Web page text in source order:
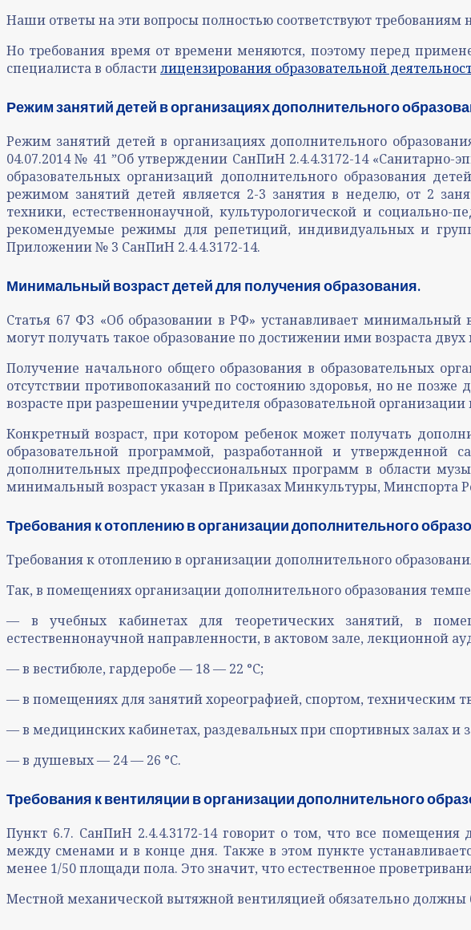
Наши ответы на эти вопросы полностью соответствуют требованиям
Но требования время от времени меняются, поэтому перед
специалиста в областилицензирования образовательной
Режим занятий детей в организациях дополнительного
Режим занятий детей в организациях дополнительного
04.07.2014 № 41 ˮОб утверждении СанПиН 2.4.4.3172-14
образовательных организаций дополнительного образования
режимом занятий детей является 2-3 занятия в неделю, от 2
техники, естественнонаучной, культурологической и
рекомендуемые режимы для репетиций, индивидуальных и
Приложении № 3 СанПиН 2.4.4.3172-14.
Минимальный возраст детей для получения образования.
Статья 67 ФЗ «Об образовании в РФ» устанавливает минимальный
могут получать такое образование по достижении ими возраста двух
Получение начального общего образования в образовательных
отсутствии противопоказаний по состоянию здоровья, но не
возрасте при разрешении учредителя образовательной
Конкретный возраст, при котором ребенок может получать
образовательной программой, разработанной и утвержденной
дополнительных предпрофессиональных программ в области
минимальный возраст указан в Приказах Минкультуры, Минспорта
Требования к отоплению в организации дополнительного
Требования к отоплению в организации дополнительного
Так, в помещениях организации дополнительного образования
— в учебных кабинетах для теоретических занятий, в
естественнонаучной направленности, в актовом зале, лекционной
— в вестибюле, гардеробе — 18 — 22 °C;
— в помещениях для занятий хореографией, спортом, техническим
— в медицинских кабинетах, раздевальных при спортивных залах и
— в душевых — 24 — 26 °C.
Требования к вентиляции в организации дополнительного
Пункт 6.7. СанПиН 2.4.4.3172-14 говорит о том, что все
между сменами и в конце дня. Также в этом пункте
менее 1/50 площади пола. Это значит, что естественное
Местной механической вытяжной вентиляцией обязательно